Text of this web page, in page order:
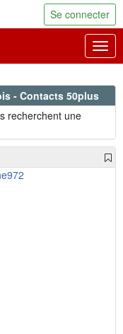
Se connecter
- Contacts 50plus
recherchent une